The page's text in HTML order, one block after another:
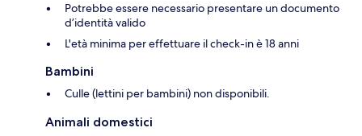
Potrebbe essere necessario presentare un documento
d’identità valido
L'età minima per effettuare il check-in è 18 anni
Bambini
Culle (lettini per bambini) non disponibili.
Animali domestici